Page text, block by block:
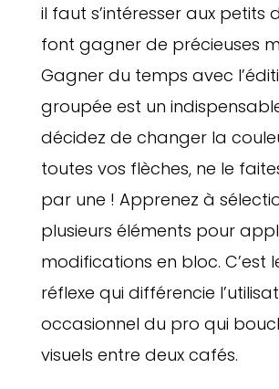
il faut s’intéresser aux petits
font gagner de précieuses
Gagner du temps avec
groupée est un
décidez de changer la
toutes vos flèches, ne le
par une ! Apprenez à
plusieurs éléments pour
modifications en bloc. C’est
réflexe qui différencie
occasionnel du pro qui
visuels entre deux cafés.